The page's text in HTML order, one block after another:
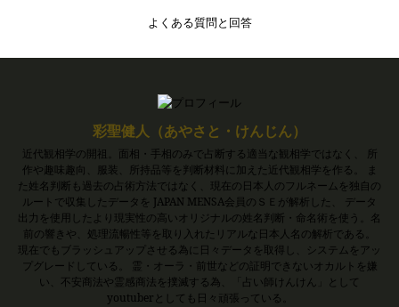
よくある質問と回答
彩聖健人（あやさと・けんじん）
近代観相学の開祖。面相・手相のみで占断する適当な観相学ではなく、 所
作や趣味趣向、服装、所持品等を判断材料に加えた近代観相学を作る。 ま
た姓名判断も過去の占術方法ではなく、現在の日本人のフルネームを独自の
ルートで収集したデータを JAPAN MENSA会員のＳＥが解析した、 データ
出力を使用したより現実性の高いオリジナルの姓名判断・命名術を使う。名
前の響きや、処理流暢性等を取り入れたリアルな日本人名の解析である。
現在でもブラッシュアップさせる為に日々データを取得し、システムをアッ
プグレードしている。 霊・オーラ・前世などの証明できないオカルトを嫌
い、不安商法や霊感商法を撲滅する為、「占い師けんけん」として
youtuberとしても日々頑張っている。